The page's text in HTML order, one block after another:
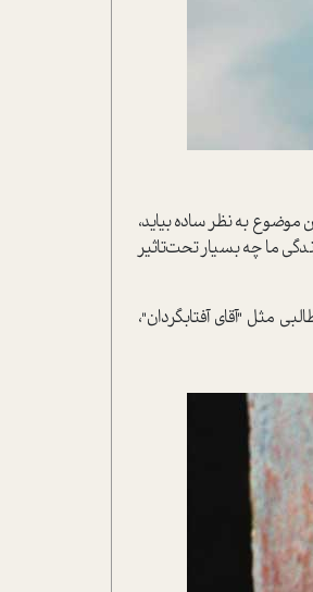
موضوع به نظر ساده بیاید،
ما چه بسیار تحت‌تاثیر
مثل "آقای آفتابگردان"،